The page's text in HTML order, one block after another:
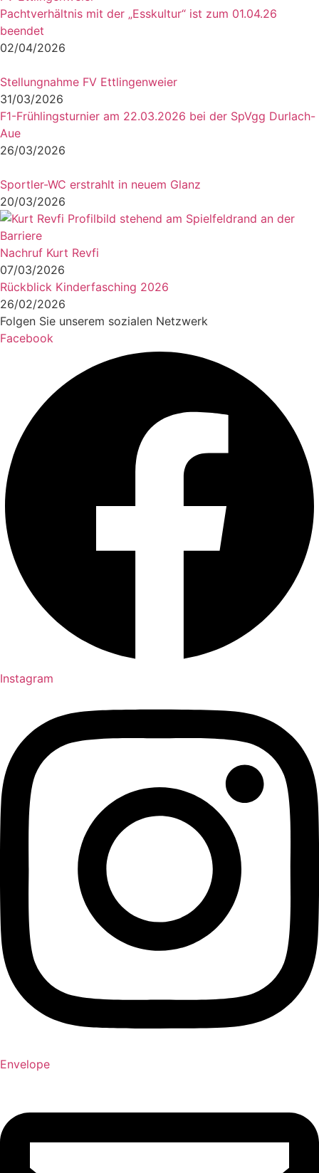
Pachtverhältnis mit der „Esskultur“ ist zum 01.04.26
beendet
02/04/2026
Stellungnahme FV Ettlingenweier
31/03/2026
F1-Frühlingsturnier am 22.03.2026 bei der SpVgg Durlach-
Aue
26/03/2026
Sportler-WC erstrahlt in neuem Glanz
20/03/2026
Nachruf Kurt Revfi
07/03/2026
Rückblick Kinderfasching 2026
26/02/2026
Folgen Sie unserem sozialen Netzwerk
Facebook
Instagram
Envelope